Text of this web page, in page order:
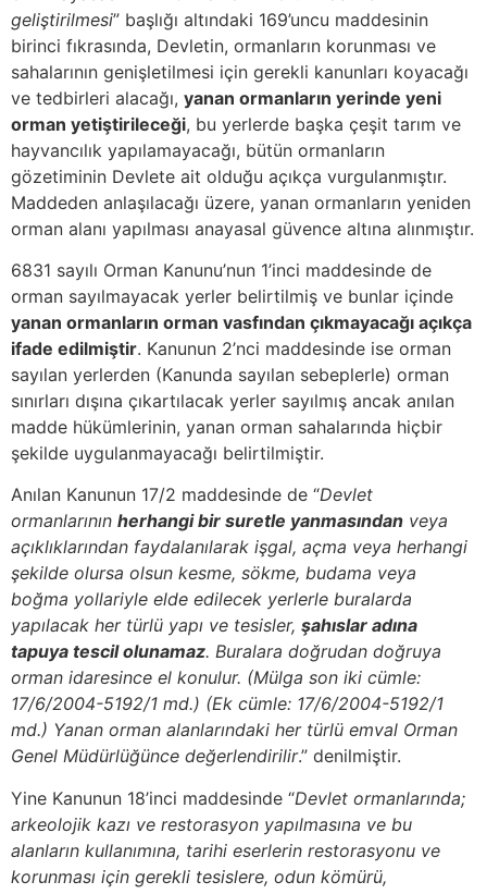
geliştirilmesi” başlığı altındaki 169’uncu maddesinin
birinci fıkrasında, Devletin, ormanların korunması ve
sahalarının genişletilmesi için gerekli kanunları koyacağı
ve tedbirleri alacağı, yanan ormanların yerinde yeni
orman yetiştirileceği, bu yerlerde başka çeşit tarım ve
hayvancılık yapılamayacağı, bütün ormanların
gözetiminin Devlete ait olduğu açıkça vurgulanmıştır.
Maddeden anlaşılacağı üzere, yanan ormanların yeniden
orman alanı yapılması anayasal güvence altına alınmıştır.
6831 sayılı Orman Kanunu’nun 1’inci maddesinde de
orman sayılmayacak yerler belirtilmiş ve bunlar içinde
yanan ormanların orman vasfından çıkmayacağı açıkça
ifade edilmiştir. Kanunun 2’nci maddesinde ise orman
sayılan yerlerden (Kanunda sayılan sebeplerle) orman
sınırları dışına çıkartılacak yerler sayılmış ancak anılan
madde hükümlerinin, yanan orman sahalarında hiçbir
şekilde uygulanmayacağı belirtilmiştir.
Anılan Kanunun 17/2 maddesinde de “Devlet
ormanlarının herhangi bir suretle yanmasından veya
açıklıklarından faydalanılarak işgal, açma veya herhangi
şekilde olursa olsun kesme, sökme, budama veya
boğma yollariyle elde edilecek yerlerle buralarda
yapılacak her türlü yapı ve tesisler, şahıslar adına
tapuya tescil olunamaz. Buralara doğrudan doğruya
orman idaresince el konulur. (Mülga son iki cümle:
17/6/2004-5192/1 md.) (Ek cümle: 17/6/2004-5192/1
md.) Yanan orman alanlarındaki her türlü emval Orman
Genel Müdürlüğünce değerlendirilir.” denilmiştir.
Yine Kanunun 18’inci maddesinde “Devlet ormanlarında;
arkeolojik kazı ve restorasyon yapılmasına ve bu
alanların kullanımına, tarihi eserlerin restorasyonu ve
korunması için gerekli tesislere, odun kömürü,